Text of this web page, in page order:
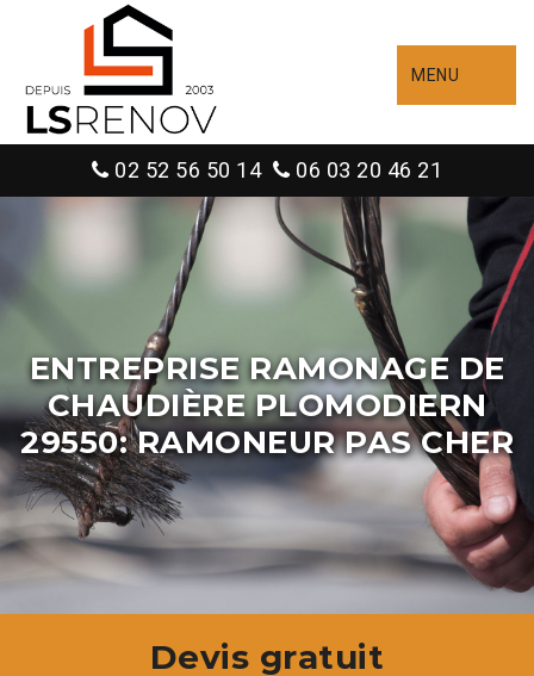
MENU
02 52 56 50 14 06 03 20 46 21
ENTREPRISE RAMONAGE DE
CHAUDIÈRE PLOMODIERN
29550: RAMONEUR PAS CHER
Devis gratuit